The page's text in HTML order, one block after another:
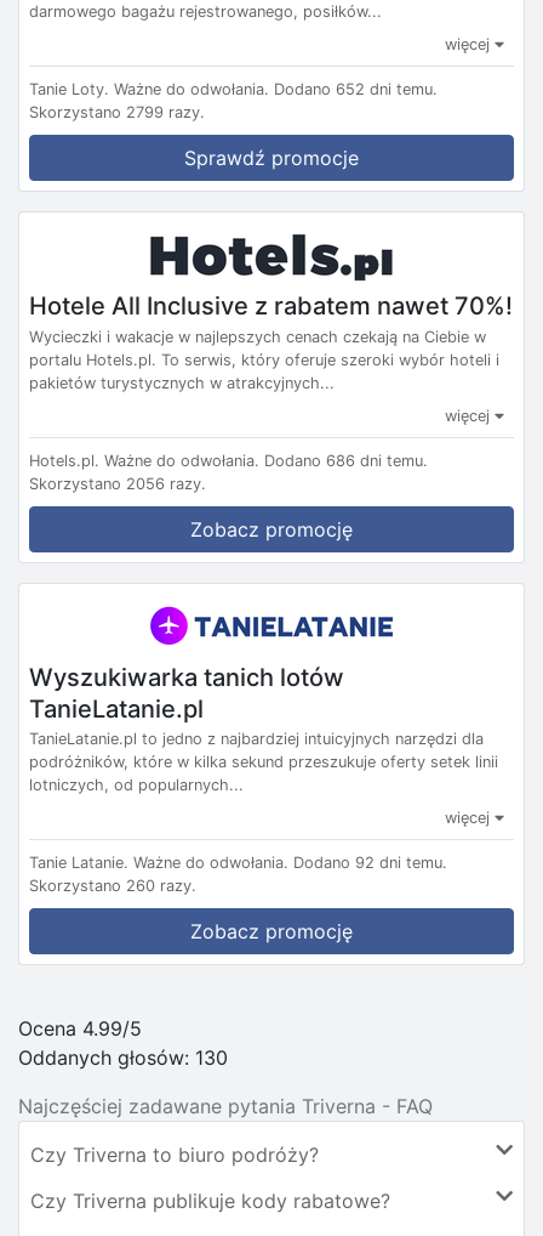
darmowego bagażu rejestrowanego, posiłków...
więcej
Tanie Loty. Ważne do odwołania. Dodano 652 dni temu.
Skorzystano 2799 razy.
Sprawdź promocje
Hotele All Inclusive z rabatem nawet 70%!
Wycieczki i wakacje w najlepszych cenach czekają na Ciebie w
portalu Hotels.pl. To serwis, który oferuje szeroki wybór hoteli i
pakietów turystycznych w atrakcyjnych...
więcej
Hotels.pl. Ważne do odwołania. Dodano 686 dni temu.
Skorzystano 2056 razy.
Zobacz promocję
Wyszukiwarka tanich lotów
TanieLatanie.pl
TanieLatanie.pl to jedno z najbardziej intuicyjnych narzędzi dla
podróżników, które w kilka sekund przeszukuje oferty setek linii
lotniczych, od popularnych...
więcej
Tanie Latanie. Ważne do odwołania. Dodano 92 dni temu.
Skorzystano 260 razy.
Zobacz promocję
Ocena 4.99/5
Oddanych głosów: 130
Najczęściej zadawane pytania Triverna - FAQ
Czy Triverna to biuro podróży?
Czy Triverna publikuje kody rabatowe?